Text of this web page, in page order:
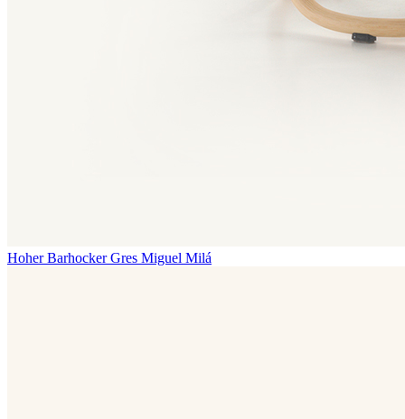
Hoher Barhocker Gres Miguel Milá